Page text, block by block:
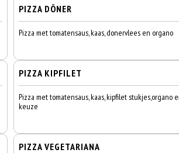
PIZZA DÖNER
Pizza met tomatensaus, kaas, donervlees en organo
PIZZA KIPFILET
Pizza met tomatensaus, kaas, kipfilet stukjes,organo
keuze
PIZZA VEGETARIANA